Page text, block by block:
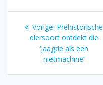
Bericht
navigatie
Vorige: Vorig
bericht:
Prehistorische
diersoort ontdekt die
‘jaagde als een
nietmachine’